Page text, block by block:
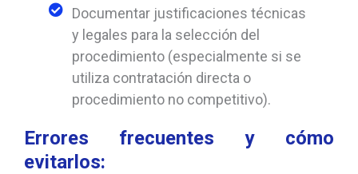
Documentar justificaciones técnicas
y legales para la selección del
procedimiento (especialmente si se
utiliza contratación directa o
procedimiento no competitivo).
Errores frecuentes y cómo
evitarlos: